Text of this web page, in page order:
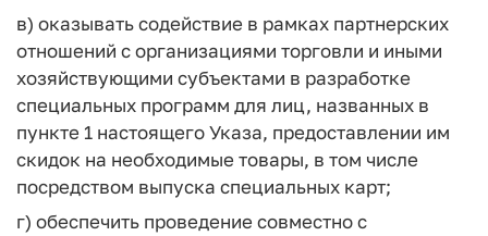
в) оказывать содействие в рамках партнерских
отношений с организациями торговли и иными
хозяйствующими субъектами в разработке
специальных программ для лиц, названных в
пункте 1 настоящего Указа, предоставлении им
скидок на необходимые товары, в том числе
посредством выпуска специальных карт;
г) обеспечить проведение совместно с